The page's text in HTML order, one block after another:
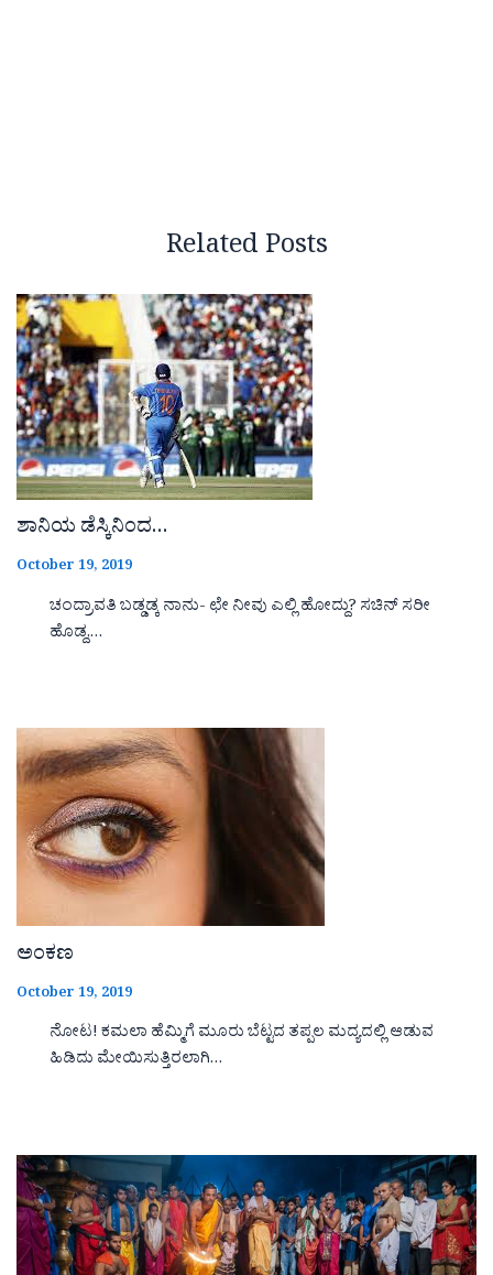
Related Posts
ಶಾನಿಯ ಡೆಸ್ಕಿನಿಂದ…
October 19, 2019
ಚಂದ್ರಾವತಿ ಬಡ್ಡಡ್ಕ ನಾನು- ಛೇ ನೀವು ಎಲ್ಲಿ ಹೋದ್ದು? ಸಚಿನ್ ಸರೀ
ಹೊಡ್ದ,…
ಅಂಕಣ
October 19, 2019
ನೋಟ! ಕಮಲಾ ಹೆಮ್ಮಿಗೆ ಮೂರು ಬೆಟ್ಟದ ತಪ್ಪಲ ಮದ್ಯದಲ್ಲಿ ಆಡುವ
ಹಿಡಿದು ಮೇಯಿಸುತ್ತಿರಲಾಗಿ…